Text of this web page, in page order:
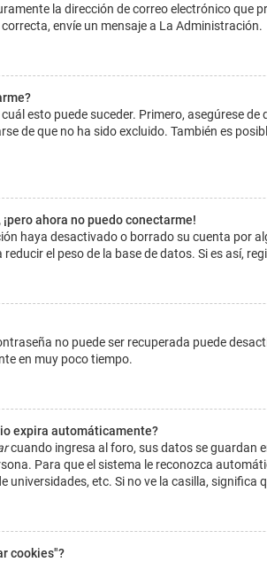
la dirección de correo electrónico
envíe un mensaje a La Administración.
esto puede suceder. Primero, asegúrese
de que no ha sido excluido. También es
ahora no puedo conectarme!
haya desactivado o borrado su cuenta por
el peso de la base de datos. Si es así,
no puede ser recuperada puede
en muy poco tiempo.
expira automáticamente?
cuando ingresa al foro, sus datos se guardan
Para que el sistema le reconozca
universidades, etc. Si no ve la casilla,
cookies"?